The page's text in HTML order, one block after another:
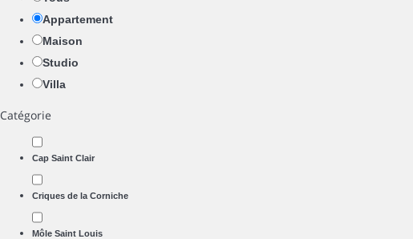
Appartement
Maison
Studio
Villa
Catégorie
Cap Saint Clair
Criques de la Corniche
Môle Saint Louis